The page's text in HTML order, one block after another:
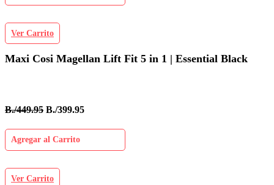
Ver Carrito
Maxi Cosi Magellan Lift Fit 5 in 1 | Essential Black
B./449.95 B./399.95
Agregar al Carrito
Ver Carrito